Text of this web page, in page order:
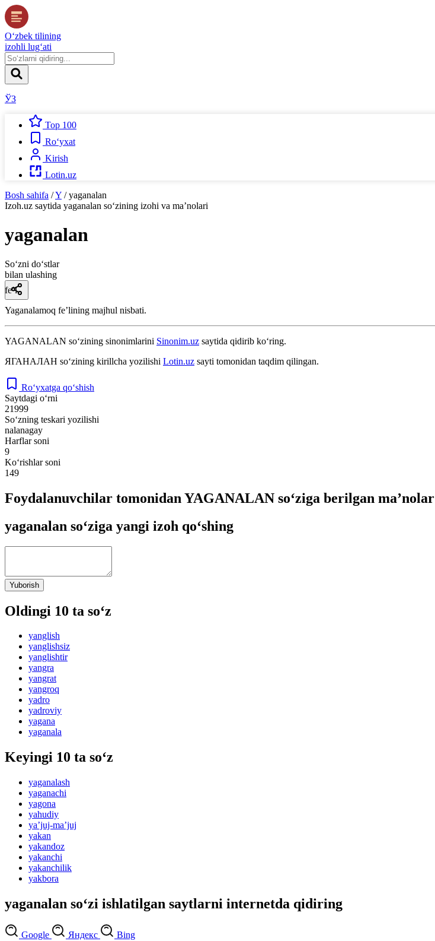
O‘zbek tilining
izohli lug‘ati
ЎЗ
Top 100
Ro‘yxat
Kirish
Lotin.uz
Bosh sahifa /Y / yaganalan
Izoh.uz saytida yaganalan so‘zining izohi va ma’nolari
yaganalan
So‘zni do‘stlar
bilan ulashing
fe’l
Yaganalamoq feʼlining majhul nisbati.
YAGANALAN so‘zining sinonimlarini Sinonim.uz saytida qidirib ko‘ring.
ЯГАНАЛАН so‘zining kirillcha yozilishi Lotin.uz sayti tomonidan taqdim qilingan.
Ro‘yxatga qo‘shish
Saytdagi o‘rni
21999
So‘zning teskari yozilishi
nalanagay
Harflar soni
9
Ko‘rishlar soni
149
Foydalanuvchilar tomonidan YAGANALAN so‘ziga berilgan ma’nolar
yaganalan so‘ziga yangi izoh qo‘shing
Yuborish
Oldingi 10 ta so‘z
yanglish
yanglishsiz
yanglishtir
yangra
yangrat
yangroq
yadro
yadroviy
yagana
yaganala
Keyingi 10 ta so‘z
yaganalash
yaganachi
yagona
yahudiy
yaʼjuj-maʼjuj
yakan
yakandoz
yakanchi
yakanchilik
yakbora
yaganalan so‘zi ishlatilgan saytlarni internetda qidiring
Google Яндекс Bing